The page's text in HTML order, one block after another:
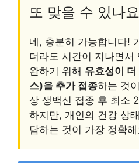
또 맞을 수 있나
네, 충분히 가능합니다!
더라도 시간이 지나면서
완하기 위해 유효성이
스)을 추가 접종하는 것
상 생백신 접종 후 최소
하지만, 개인의 건강 상
담하는 것이 가장 정확